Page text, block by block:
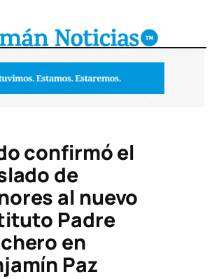
confirmó el
de
al nuevo
Padre
en
Paz